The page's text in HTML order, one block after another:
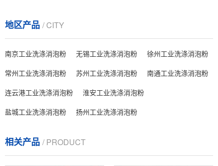
地区产品 / CITY
南京工业洗涤消泡粉 无锡工业洗涤消泡粉
徐州工业洗涤消泡粉
常州工业洗涤消泡粉
苏州工业洗涤消泡粉
南通工业洗涤消泡粉
连云港工业洗涤消泡粉
淮安工业洗涤消泡粉
盐城工业洗涤消泡粉
扬州工业洗涤消泡粉
相关产品 / PRODUCT